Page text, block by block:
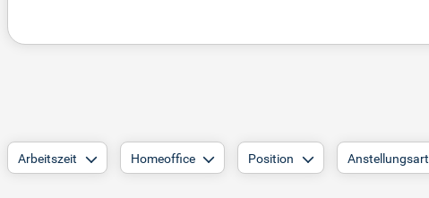
Arbeitszeit Homeoffice Position Anstellungsart